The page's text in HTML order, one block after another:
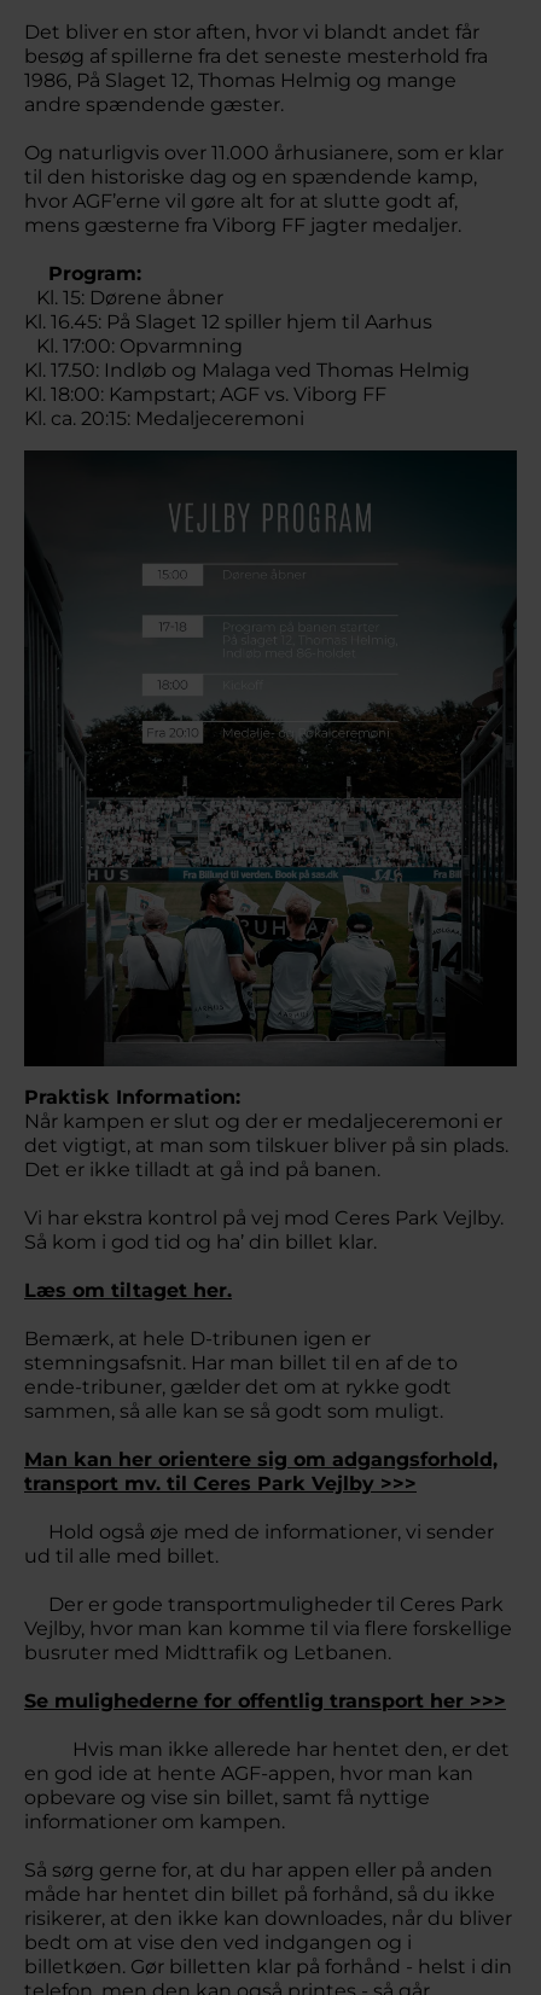
Det bliver en stor aften, hvor vi blandt andet får
besøg af spillerne fra det seneste mesterhold fra
1986, På Slaget 12, Thomas Helmig og mange
andre spændende gæster.
Og naturligvis over 11.000 århusianere, som er klar
til den historiske dag og en spændende kamp,
hvor AGF’erne vil gøre alt for at slutte godt af,
mens gæsterne fra Viborg FF jagter medaljer.
Program:
Kl. 15: Dørene åbner
Kl. 16.45: På Slaget 12 spiller hjem til Aarhus
Kl. 17:00: Opvarmning
Kl. 17.50: Indløb og Malaga ved Thomas Helmig
Kl. 18:00: Kampstart; AGF vs. Viborg FF
Kl. ca. 20:15: Medaljeceremoni
Praktisk Information:
Når kampen er slut og der er medaljeceremoni er
det vigtigt, at man som tilskuer bliver på sin plads.
Det er ikke tilladt at gå ind på banen.
Vi har ekstra kontrol på vej mod Ceres Park Vejlby.
Så kom i god tid og ha’ din billet klar.
Læs om tiltaget her.
Bemærk, at hele D-tribunen igen er
stemningsafsnit. Har man billet til en af de to
ende-tribuner, gælder det om at rykke godt
sammen, så alle kan se så godt som muligt.
Man kan her orientere sig om adgangsforhold,
transport mv. til Ceres Park Vejlby >>>
Hold også øje med de informationer, vi sender
ud til alle med billet.
Der er gode transportmuligheder til Ceres Park
Vejlby, hvor man kan komme til via flere forskellige
busruter med Midttrafik og Letbanen.
Se mulighederne for offentlig transport her >>>
Hvis man ikke allerede har hentet den, er det
en god ide at hente AGF-appen, hvor man kan
opbevare og vise sin billet, samt få nyttige
informationer om kampen.
Så sørg gerne for, at du har appen eller på anden
måde har hentet din billet på forhånd, så du ikke
risikerer, at den ikke kan downloades, når du bliver
bedt om at vise den ved indgangen og i
billetkøen. Gør billetten klar på forhånd - helst i din